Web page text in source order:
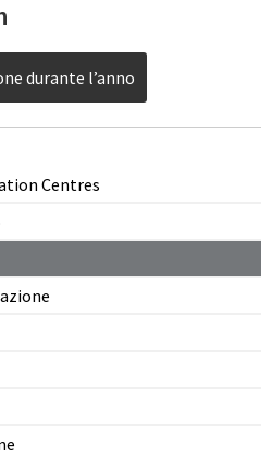
Centres
durante l’anno